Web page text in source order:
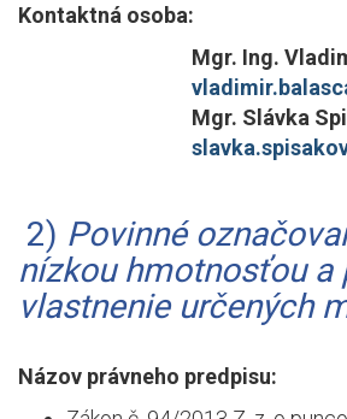
Kontaktná osoba:
Mgr. Ing.
Mgr. Slávka
2) Povinné
nízkou hmotnosťou a
vlastnenie určených
Názov právneho predpisu: